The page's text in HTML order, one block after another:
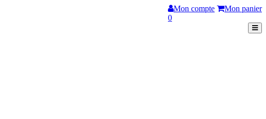
Mon compte
Mon panier
0